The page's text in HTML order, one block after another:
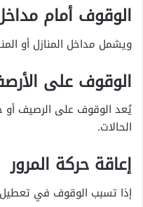
الوقوف أمام
ويشمل مداخل المنازل أو
الوقوف على
يُعد الوقوف على الرصيف
الحالات.
إعاقة حركة المرور
إذا تسبب الوقوف في تعطيل